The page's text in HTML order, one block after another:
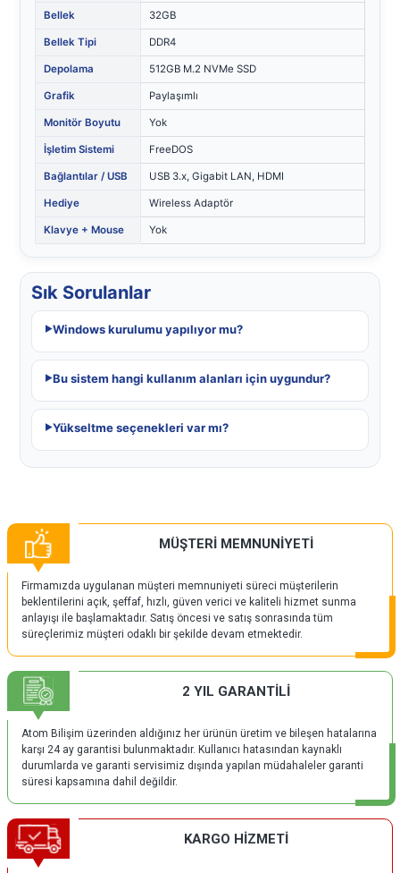
Bellek 32GB
Bellek Tipi DDR4
Depolama 512GB M.2 NVMe SSD
Grafik Paylaşımlı
Monitör Boyutu Yok
İşletim Sistemi FreeDOS
Bağlantılar / USB USB 3.x, Gigabit LAN, HDMI
Hediye Wireless Adaptör
Klavye + Mouse Yok
Sık Sorulanlar
Windows kurulumu yapılıyor mu?
Bu sistem hangi kullanım alanları için uygundur?
Yükseltme seçenekleri var mı?
MÜŞTERİ MEMNUNİYETİ
Firmamızda uygulanan müşteri memnuniyeti süreci müşterilerin
beklentilerini açık, şeffaf, hızlı, güven verici ve kaliteli hizmet sunma
anlayışı ile başlamaktadır. Satış öncesi ve satış sonrasında tüm
süreçlerimiz müşteri odaklı bir şekilde devam etmektedir.
2 YIL GARANTİLİ
Atom Bilişim üzerinden aldığınız her ürünün üretim ve bileşen hatalarına
karşı 24 ay garantisi bulunmaktadır. Kullanıcı hatasından kaynaklı
durumlarda ve garanti servisimiz dışında yapılan müdahaleler garanti
süresi kapsamına dahil değildir.
KARGO HİZMETİ